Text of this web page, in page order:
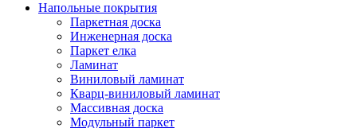
Напольные покрытия
Паркетная доска
Инженерная доска
Паркет елка
Ламинат
Виниловый ламинат
Кварц-виниловый ламинат
Массивная доска
Модульный паркет